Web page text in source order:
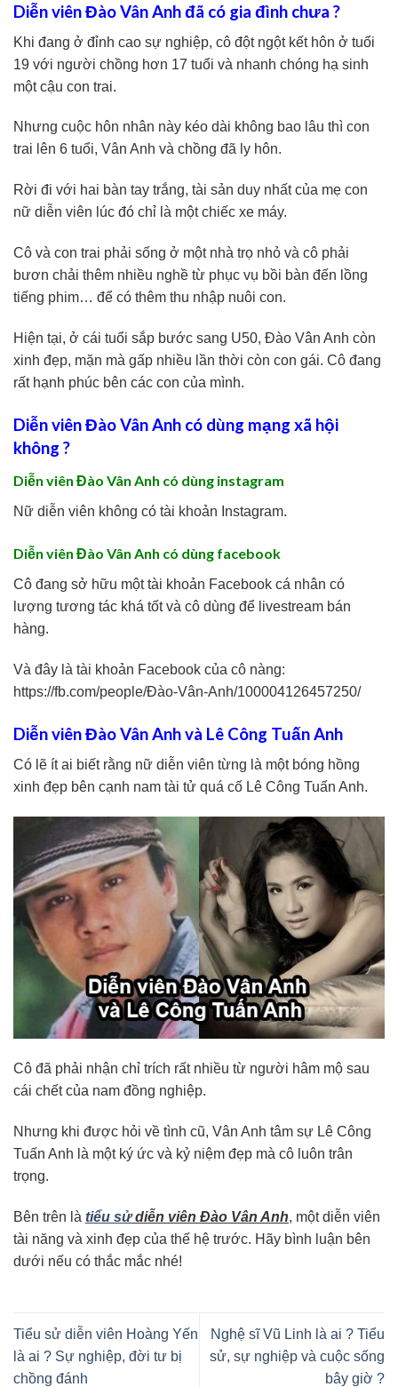
Diễn viên Đào Vân Anh đã có gia đình chưa ?
Khi đang ở đỉnh cao sự nghiệp, cô đột ngột kết hôn ở tuổi
19 với người chồng hơn 17 tuổi và nhanh chóng hạ sinh
một cậu con trai.
Nhưng cuộc hôn nhân này kéo dài không bao lâu thì con
trai lên 6 tuổi, Vân Anh và chồng đã ly hôn.
Rời đi với hai bàn tay trắng, tài sản duy nhất của mẹ con
nữ diễn viên lúc đó chỉ là một chiếc xe máy.
Cô và con trai phải sống ở một nhà trọ nhỏ và cô phải
bươn chải thêm nhiều nghề từ phục vụ bồi bàn đến lồng
tiếng phim… để có thêm thu nhập nuôi con.
Hiện tại, ở cái tuổi sắp bước sang U50, Đào Vân Anh còn
xinh đẹp, mặn mà gấp nhiều lần thời còn con gái. Cô đang
rất hạnh phúc bên các con của mình.
Diễn viên Đào Vân Anh có dùng mạng xã hội
không ?
Diễn viên Đào Vân Anh có dùng instagram
Nữ diễn viên không có tài khoản Instagram.
Diễn viên Đào Vân Anh có dùng facebook
Cô đang sở hữu một tài khoản Facebook cá nhân có
lượng tương tác khá tốt và cô dùng để livestream bán
hàng.
Và đây là tài khoản Facebook của cô nàng:
https://fb.com/people/Đào-Vân-Anh/100004126457250/
Diễn viên Đào Vân Anh và Lê Công Tuấn Anh
Có lẽ ít ai biết rằng nữ diễn viên từng là một bóng hồng
xinh đẹp bên cạnh nam tài tử quá cố Lê Công Tuấn Anh.
Cô đã phải nhận chỉ trích rất nhiều từ người hâm mộ sau
cái chết của nam đồng nghiệp.
Nhưng khi được hỏi về tình cũ, Vân Anh tâm sự Lê Công
Tuấn Anh là một ký ức và kỷ niệm đẹp mà cô luôn trân
trọng.
Bên trên là tiểu sửdiễn viên Đào Vân Anh, một diễn viên
tài năng và xinh đẹp của thế hệ trước. Hãy bình luận bên
dưới nếu có thắc mắc nhé!
Tiểu sử diễn viên Hoàng Yến
là ai ? Sự nghiệp, đời tư bị
chồng đánh
Nghệ sĩ Vũ Linh là ai ? Tiểu
sử, sự nghiệp và cuộc sống
bây giờ ?